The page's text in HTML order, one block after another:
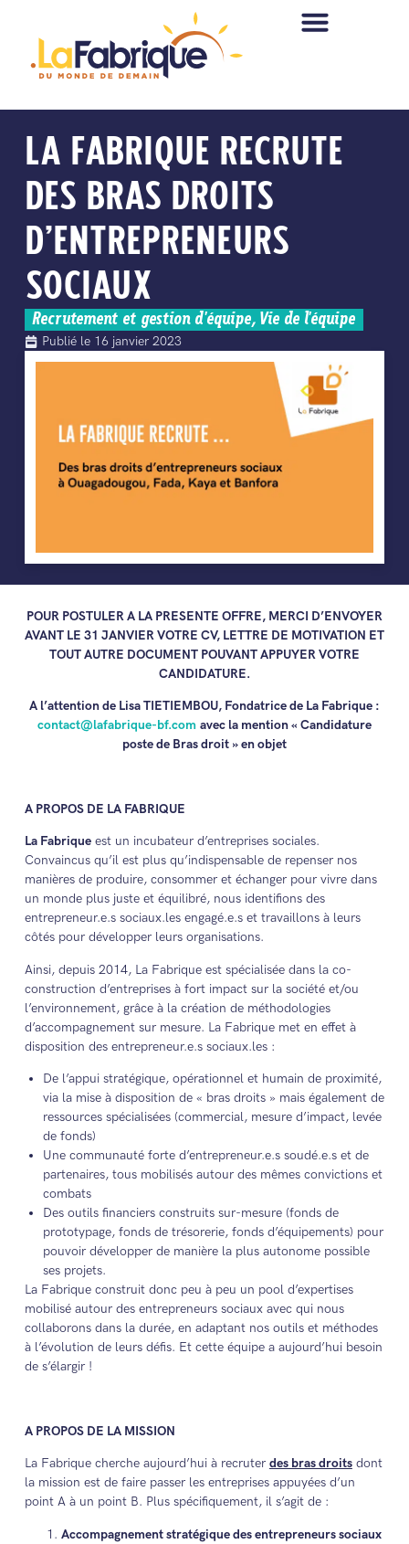
LA FABRIQUE RECRUTE
DES BRAS DROITS
D’ENTREPRENEURS
SOCIAUX
Recrutement et gestion d'équipe, Vie de l'équipe
Publié le 16 janvier 2023
POUR POSTULER A LA PRESENTE OFFRE, MERCI D’ENVOYER
AVANT LE 31 JANVIER VOTRE CV, LETTRE DE MOTIVATION ET
TOUT AUTRE DOCUMENT POUVANT APPUYER VOTRE
CANDIDATURE.
A l’attention de Lisa TIETIEMBOU, Fondatrice de La Fabrique :
contact@lafabrique-bf.com avec la mention « Candidature
poste de Bras droit » en objet
A PROPOS DE LA FABRIQUE
La Fabriqueest un incubateur d’entreprises sociales.
Convaincus qu’il est plus qu’indispensable de repenser nos
manières de produire, consommer et échanger pour vivre dans
un monde plus juste et équilibré, nous identifions des
entrepreneur.e.s sociaux.les engagé.e.s et travaillons à leurs
côtés pour développer leurs organisations.
Ainsi, depuis 2014, La Fabrique est spécialisée dans la co-
construction d’entreprises à fort impact sur la société et/ou
l’environnement, grâce à la création de méthodologies
d’accompagnement sur mesure. La Fabrique met en effet à
disposition des entrepreneur.e.s sociaux.les :
De l’appui stratégique, opérationnel et humain de proximité,
via la mise à disposition de « bras droits » mais également de
ressources spécialisées (commercial, mesure d’impact, levée
de fonds)
Une communauté forte d’entrepreneur.e.s soudé.e.s et de
partenaires, tous mobilisés autour des mêmes convictions et
combats
Des outils financiers construits sur-mesure (fonds de
prototypage, fonds de trésorerie, fonds d’équipements) pour
pouvoir développer de manière la plus autonome possible
ses projets.
La Fabrique construit donc peu à peu un pool d’expertises
mobilisé autour des entrepreneurs sociaux avec qui nous
collaborons dans la durée, en adaptant nos outils et méthodes
à l’évolution de leurs défis. Et cette équipe a aujourd’hui besoin
de s’élargir !
A PROPOS DE LA MISSION
La Fabrique cherche aujourd’hui à recruter des bras droitsdont
la mission est de faire passer les entreprises appuyées d’un
point A à un point B. Plus spécifiquement, il s’agit de :
Accompagnement stratégique des entrepreneurs sociaux